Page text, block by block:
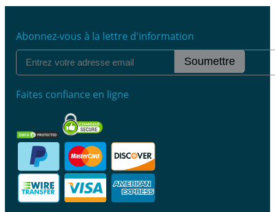
Abonnez-vous à la lettre d'information
Soumettre
Faites confiance en ligne